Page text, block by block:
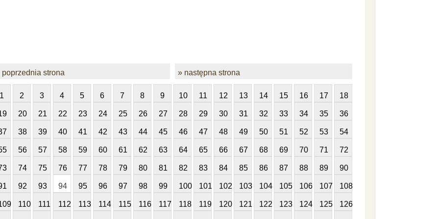
poprzednia strona » następna strona
1 2 3 4 5 6 7 8 9 10 11 12 13 14 15 16 17 18
20 21 22 23 24 25 26 27 28 29 30 31 32 33 34 35 36
38 39 40 41 42 43 44 45 46 47 48 49 50 51 52 53 54
56 57 58 59 60 61 62 63 64 65 66 67 68 69 70 71 72
74 75 76 77 78 79 80 81 82 83 84 85 86 87 88 89 90
92 93 94 95 96 97 98 99 100 101 102 103 104 105 106 107 108
110 111 112 113 114 115 116 117 118 119 120 121 122 123 124 125 126